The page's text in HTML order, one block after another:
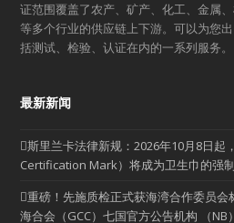
证范围覆盖了农产、矿产、化工、金属
等多个行业的供应链上下游。可以为您
括测试、检验、认证在内的一系列服务。
最新新闻
斯里兰卡法律新规：2026年10月8日起
Certification Mark）将成为卫生巾的强
重磅！先施质检正式获海湾合作委员会
海合会（GCC）七国官方公告机构 （NB